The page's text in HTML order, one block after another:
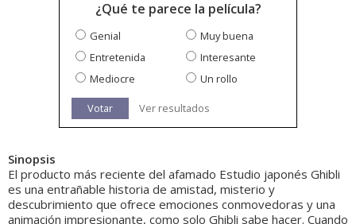
¿Qué te parece la película?
Genial
Muy buena
Entretenida
Interesante
Mediocre
Un rollo
Votar Ver resultados
Sinopsis
El producto más reciente del afamado Estudio japonés Ghibli
es una entrañable historia de amistad, misterio y
descubrimiento que ofrece emociones conmovedoras y una
animación impresionante, como solo Ghibli sabe hacer. Cuando